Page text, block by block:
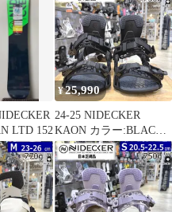
LTD 152
¥25,990
24-25 NIDECKER
KAON カラー:BLACK
Sサイズ ナイデッカー
レディース スノーボー
ド バインディング 型落
ち 日本正規品